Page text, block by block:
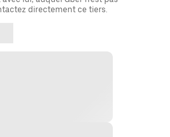
directement ce tiers.